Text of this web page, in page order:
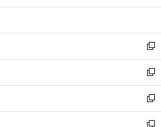
開
ウ
開
く
ン
ウ
で
開
く
ウ
ン
ド
ウ
で
開
く
新
し
い
ウ
ィ
ン
新
し
い
ウ
新
し